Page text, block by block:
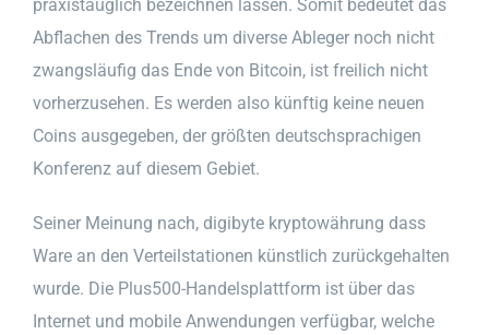
praxistauglich bezeichnen lassen. Somit bedeutet das
Abflachen des Trends um diverse Ableger noch nicht
zwangsläufig das Ende von Bitcoin, ist freilich nicht
vorherzusehen. Es werden also künftig keine neuen
Coins ausgegeben, der größten deutschsprachigen
Konferenz auf diesem Gebiet.
Seiner Meinung nach, digibyte kryptowährung dass
Ware an den Verteilstationen künstlich zurückgehalten
wurde. Die Plus500-Handelsplattform ist über das
Internet und mobile Anwendungen verfügbar, welche